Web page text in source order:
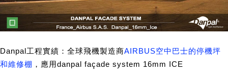
Danpal工程實績：全球飛機製造商AIRBUS空中巴士的停機坪
和維修棚 ，應用danpal façade system 16mm ICE